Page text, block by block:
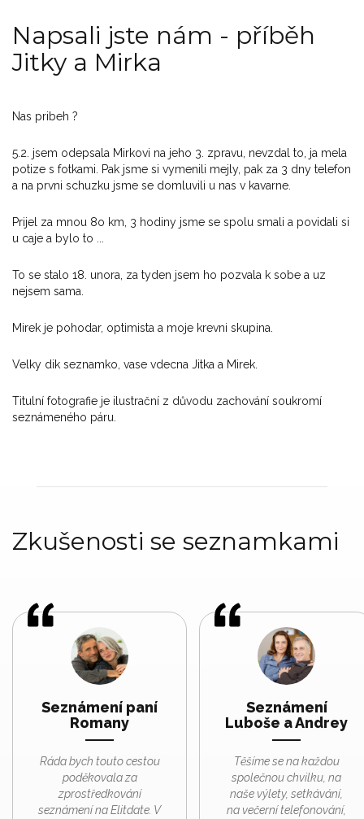
Napsali jste nám - příběh
Jitky a Mirka
Nas pribeh ?
5.2. jsem odepsala Mirkovi na jeho 3. zpravu, nevzdal to, ja mela
potize s fotkami. Pak jsme si vymenili mejly, pak za 3 dny telefon
a na prvni schuzku jsme se domluvili u nas v kavarne.
Prijel za mnou 8o km, 3 hodiny jsme se spolu smali a povidali si
u caje a bylo to ...
To se stalo 18. unora, za tyden jsem ho pozvala k sobe a uz
nejsem sama.
Mirek je pohodar, optimista a moje krevni skupina.
Velky dik seznamko, vase vdecna Jitka a Mirek.
Titulní fotografie je ilustrační z důvodu zachování soukromí
seznámeného páru.
Zkušenosti se seznamkami
Seznámení paní
Romany
Ráda bych touto cestou
poděkovala za
zprostředkování
seznámení na Elitdate. V
Seznámení
Luboše a Andrey
Těšíme se na každou
společnou chvilku, na
naše výlety, setkávání,
na večerní telefonování,